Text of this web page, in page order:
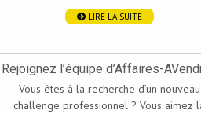
LIRE LA SUITE
Rejoignez l’équipe d’Affaires-
Vous êtes à la recherche d’un nouveau
challenge professionnel ? Vous aimez